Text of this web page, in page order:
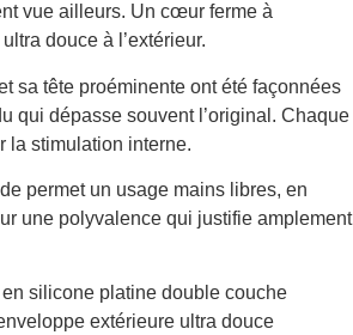
vue ailleurs. Un cœur ferme à
douce à l’extérieur.
sa tête proéminente ont été façonnées
qui dépasse souvent l’original. Chaque
la stimulation interne.
permet un usage mains libres, en
une polyvalence qui justifie amplement
silicone platine double couche
extérieure ultra douce